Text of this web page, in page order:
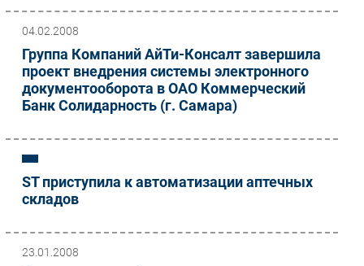
Аналитика
Интервью
Мероприятия
Проекты
IT класс
Тестовый стенд
Каталог компаний
04.02.2008
Группа Компаний АйТи-Консалт завершила
проект внедрения системы электронного
документооборота в ОАО Коммерческий
Банк Солидарность (г. Самара)
ST приступила к автоматизации аптечных
складов
23.01.2008